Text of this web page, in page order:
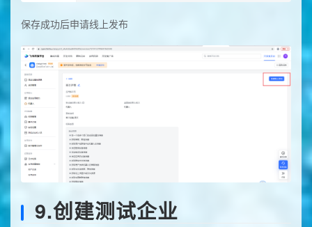
保存成功后申请线上发布
9.创建测试企业